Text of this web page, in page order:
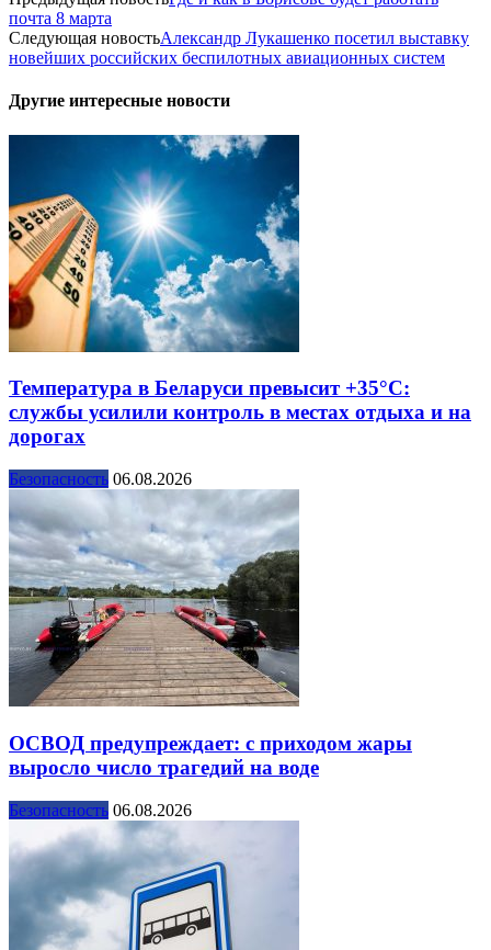
почта 8 марта
Следующая новостьАлександр Лукашенко посетил выставку
новейших российских беспилотных авиационных систем
Другие интересные новости
Температура в Беларуси превысит +35°С:
службы усилили контроль в местах отдыха и на
дорогах
Безопасность 06.08.2026
ОСВОД предупреждает: с приходом жары
выросло число трагедий на воде
Безопасность 06.08.2026